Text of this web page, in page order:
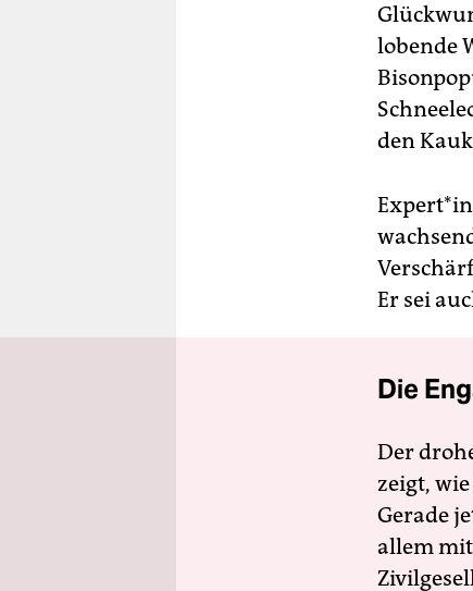
lobende
den
Er sei
Die
Der
zeigt,
Gerade
allem